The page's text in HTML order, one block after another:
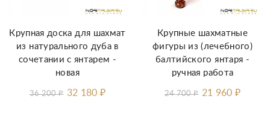
Крупная доска для шахмат
из натурального дуба в
сочетании с янтарем -
новая
36 200₽ 32 180 ₽
Крупные шахматные
фигуры из (лечебного)
балтийского янтаря -
ручная работа
24 700₽ 21 960 ₽